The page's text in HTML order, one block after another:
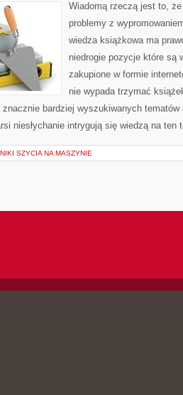
Wiadomą rzeczą jest to,
problemy z
wiedza książkowa ma
niedrogie pozycje które są
zakupione w formie
nie wypada trzymać
bardziej wyszukiwanych
niesłychanie intrygują się wiedzą na
SZYCIA NA MASZYNIE